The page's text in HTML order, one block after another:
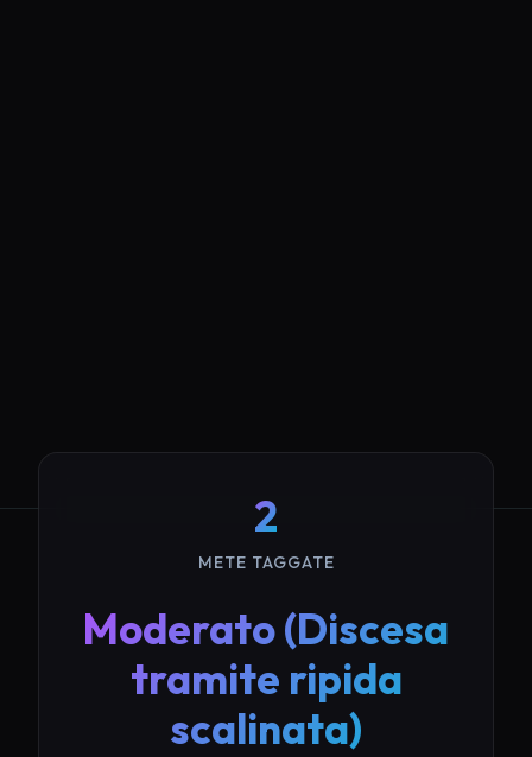
2
METE TAGGATE
Moderato (Discesa
tramite ripida
scalinata)